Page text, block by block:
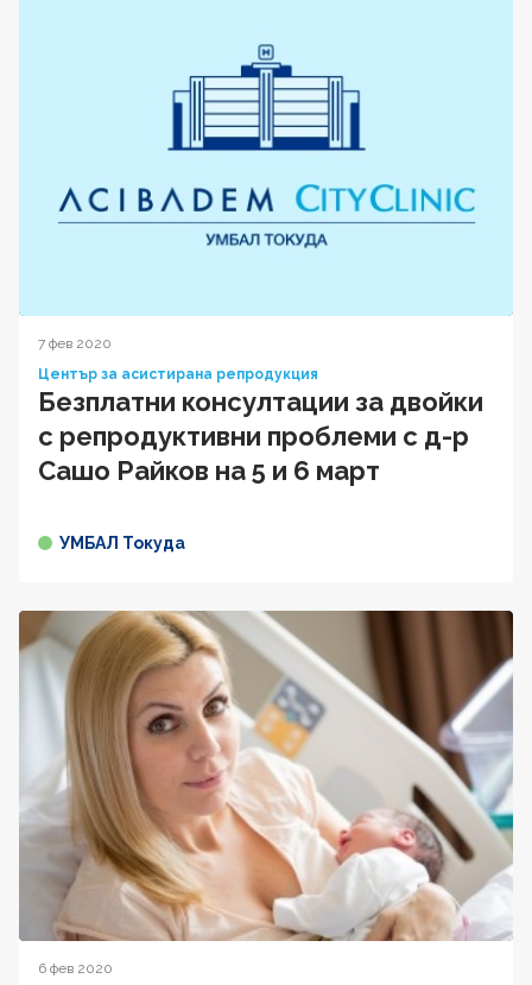
7 фев 2020
Център за асистирана репродукция
Безплатни консултации за двойки
с репродуктивни проблеми с д-р
Сашо Райков на 5 и 6 март
УМБАЛ Токуда
6 фев 2020